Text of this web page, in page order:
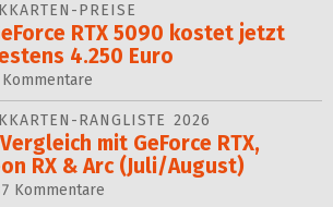
PREISE
RTX 5090 kostet jetzt
4.250 Euro
Kommentare
RANGLISTE 2026
mit GeForce RTX,
RX & Arc (Juli/August)
Kommentare